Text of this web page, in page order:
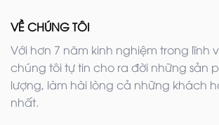
VỀ CHÚNG TÔI
Với hơn 7 năm kinh nghiệm trong lĩnh
chúng tôi tự tin cho ra đời những sản
lượng, làm hài lòng cả những khách
nhất.